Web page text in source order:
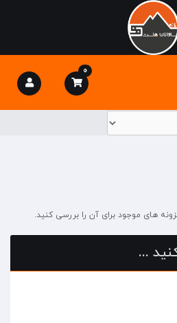
0
های موجود برای آن را بررسی کنید.
...